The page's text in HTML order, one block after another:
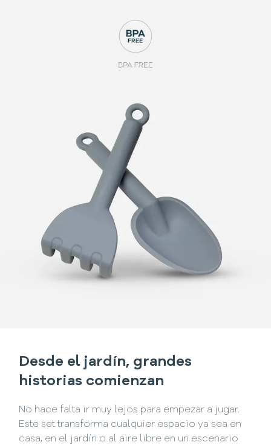
Desde el jardín, grandes
historias comienzan
No hace falta ir muy lejos para empezar a jugar.
Este set transforma cualquier espacio ya sea en
casa, en el jardín o al aire libre en un escenario